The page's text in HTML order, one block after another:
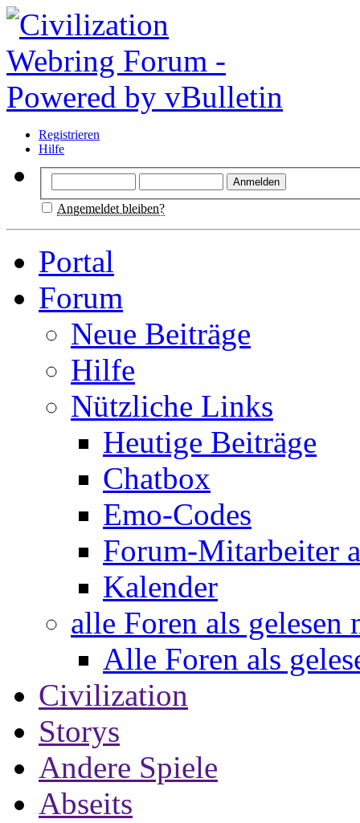
Registrieren
Hilfe
Angemeldet bleiben?
Portal
Forum
Neue Beiträge
Hilfe
Nützliche Links
Heutige Beiträge
Chatbox
Emo-Codes
Forum-Mitarbeiter
Kalender
alle Foren als gelesen
Alle Foren als
Civilization
Storys
Andere Spiele
Abseits